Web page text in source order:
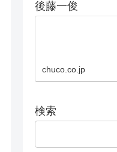
後藤一俊
chuco.co.jp
検索